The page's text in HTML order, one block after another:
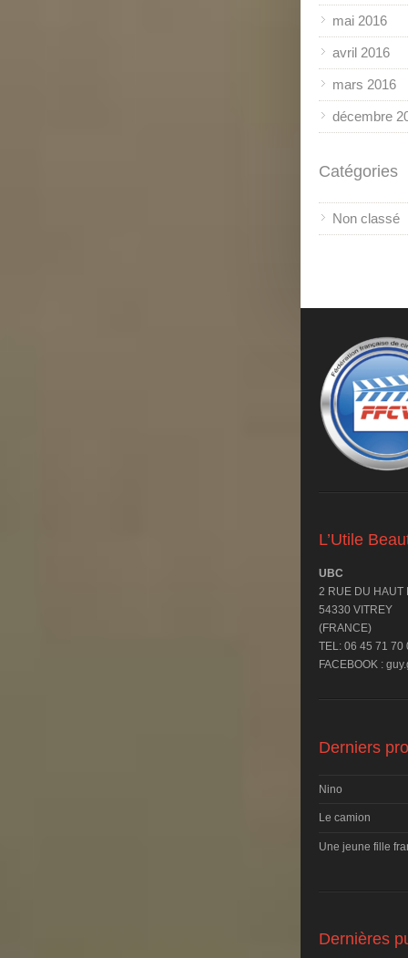
mai 2016
avril 2016
mars 2016
décembre
Catégories
Non classé
L’Utile
UBC
2 RUE DU HAUT
54330 VITREY
(FRANCE)
TEL: 06 45 71 70
FACEBOOK :
Derniers
Nino
Le camion
Une jeune fille
Dernières